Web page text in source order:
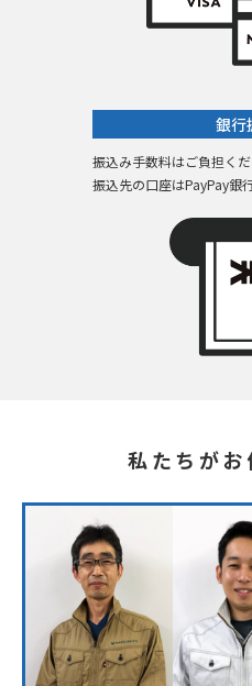
銀行
振込み手数料はご負担くだ
振込先の口座はPayPay銀行
私たちがお